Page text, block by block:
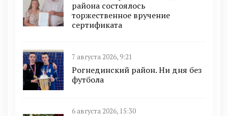
района состоялось
торжественное вручение
сертификата
7 августа 2026, 9:21
Рогнединский район. Ни дня без
футбола
6 августа 2026, 15:30